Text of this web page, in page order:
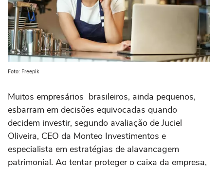
Foto: Freepik
Muitos empresários brasileiros, ainda pequenos,
esbarram em decisões equivocadas quando
decidem investir, segundo avaliação de Juciel
Oliveira, CEO da Monteo Investimentos e
especialista em estratégias de alavancagem
patrimonial. Ao tentar proteger o caixa da empresa,